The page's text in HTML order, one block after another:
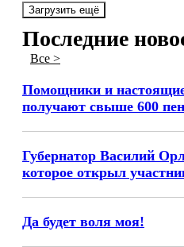
Загрузить ещё
Последние
Все >
Помощники и
получают свыше 600
Губернатор Василий
которое открыл
Да будет воля моя!